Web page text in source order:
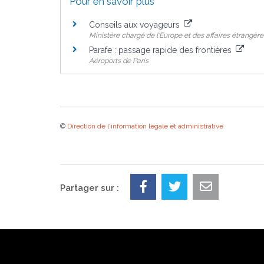
Conseils aux voyageurs
Ministère chargé de l'Europe et des affaires
Parafe : passage rapide des frontières
Aéroports de Paris
© Direction de l'information légale et administrative
Partager sur :